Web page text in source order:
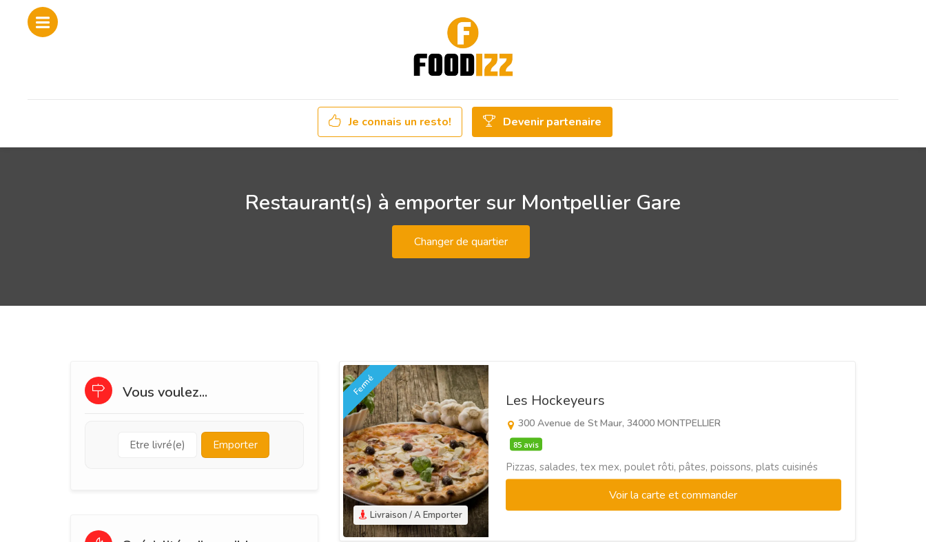
Je connais un resto! Devenir partenaire
Restaurant(s) à emporter sur Montpellier Gare
Changer de quartier
Vous voulez...
Etre livré(e) Emporter
Livraison / A Emporter
Fermé
Les Hockeyeurs
300 Avenue de St Maur, 34000 MONTPELLIER
85 avis
Pizzas, salades, tex mex, poulet rôti, pâtes, poissons, plats cuisinés
Voir la carte et commander